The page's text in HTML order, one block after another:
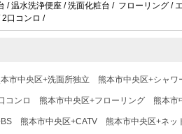
/ 温水洗浄便座 / 洗面化粧台 / フローリング /
2口コンロ /
市中央区+洗面所独立 熊本市中央区+シャワ
コンロ 熊本市中央区+フローリング 熊本市
熊本市中央区+CATV 熊本市中央区+ネッ